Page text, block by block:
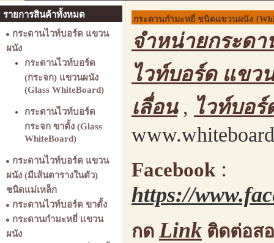
รายการสินค้าทั้งหมด
กระดานไวท์บอร์ด แขวน
ผนัง
กระดานไวท์บอร์ด
(กระจก) แขวนผนัง
(Glass WhiteBoard)
กระดานไวท์บอร์ด
กระจก ขาตั้ง (Glass
WhiteBoard)
กระดานไวท์บอร์ด แขวน
ผนัง (มีเส้นตารางในตัว)
ชนิดแม่เหล็ก
กระดานไวท์บอร์ด ขาตั้ง
กระดานกำมะหยี่ แขวน
ผนัง
กระดานกำมะหยี่ ชนิดแขวนผนัง
จำหน่ายกระด
ไวท์บอร์ด แขว
เลื่อน, ไวท์บอร์
Facebook :
https://
กด Link ติดต่อส